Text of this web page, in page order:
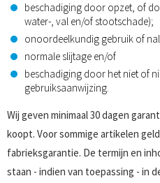
beschadiging door opzet, of
water-, val en/of stootschade);
onoordeelkundig gebruik of
normale slijtage en/of
beschadiging door het niet of
gebruiksaanwijzing.
Wij geven minimaal 30 dagen
koopt. Voor sommige artikelen
fabrieksgarantie. De termijn en
staan - indien van toepassing - in